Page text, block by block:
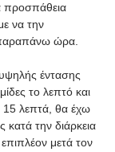
προσπάθεια
να την
ώρα.
το λεπτό και
15 λεπτά, θα έχω
την διάρκεια
μετά τον